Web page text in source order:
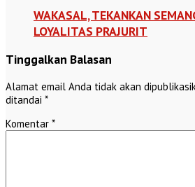
WAKASAL, TEKANKAN
LOYALITAS PRAJURIT
Tinggalkan Balasan
Alamat email Anda tidak akan
ditandai *
Komentar *